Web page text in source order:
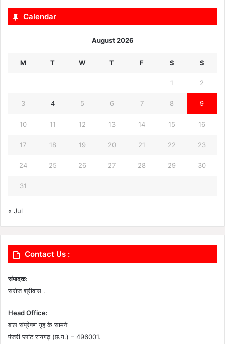
Calendar
August 2026
M T W T F S S
1 2
3 4 5 6 7 8 9
10 11 12 13 14 15 16
17 18 19 20 21 22 23
24 25 26 27 28 29 30
31
« Jul
Contact Us :
संपादक:
सरोज श्रीवास .
Head Office:
बाल संप्रेषण गृह के सामने
पंजरी प्लांट रायगढ़ (छ.ग.) – 496001.